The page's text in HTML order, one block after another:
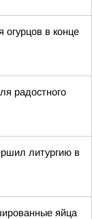
огурцов в конце
радостного
литургию в
яйца